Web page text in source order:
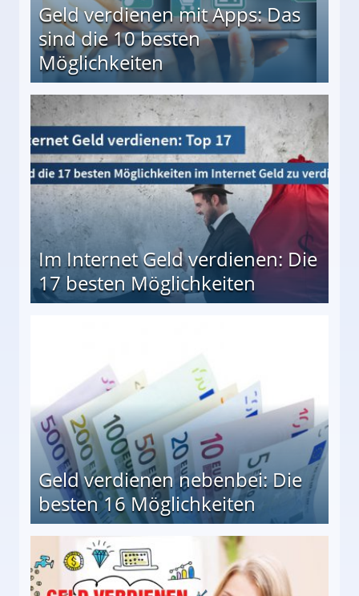
Geld verdienen mit Apps: Das
sind die 10 besten
Möglichkeiten
besten Möglichkeiten
Im Internet Geld verdienen: Die
17 besten Möglichkeiten
Geld verdienen nebenbei: Die
besten 16 Möglichkeiten